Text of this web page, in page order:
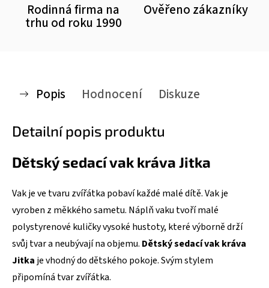
Rodinná firma na
trhu od roku 1990
Ověřeno zákazníky
Popis Hodnocení Diskuze
Detailní popis produktu
Dětský sedací vak kráva Jitka
Vak je ve tvaru zvířátka pobaví každé malé dítě. Vak je
vyroben z měkkého sametu. Náplň vaku tvoří malé
polystyrenové kuličky vysoké hustoty, které výborně drží
svůj tvar a neubývají na objemu. Dětský sedací vakkráva
Jitka je vhodný do dětského pokoje. Svým stylem
připomíná tvar zvířátka.